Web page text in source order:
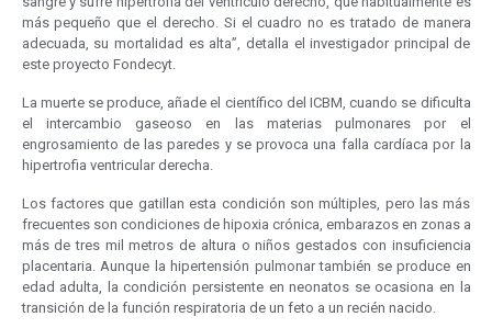
más pequeño que el derecho. Si el cuadro no es tratado de manera
adecuada, su mortalidad es alta”, detalla el investigador principal de
este proyecto Fondecyt.
La muerte se produce, añade el científico del ICBM, cuando se dificulta
el intercambio gaseoso en las materias pulmonares por el
engrosamiento de las paredes y se provoca una falla cardíaca por la
hipertrofia ventricular derecha.
Los factores que gatillan esta condición son múltiples, pero las más
frecuentes son condiciones de hipoxia crónica, embarazos en zonas a
más de tres mil metros de altura o niños gestados con insuficiencia
placentaria. Aunque la hipertensión pulmonar también se produce en
edad adulta, la condición persistente en neonatos se ocasiona en la
transición de la función respiratoria de un feto a un recién nacido.